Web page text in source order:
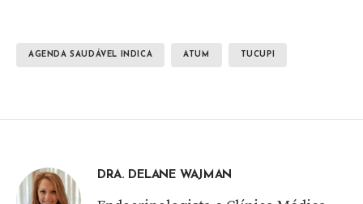
AGENDA SAUDÁVEL INDICA ATUM TUCUPI
DRA. DELANE WAJMAN